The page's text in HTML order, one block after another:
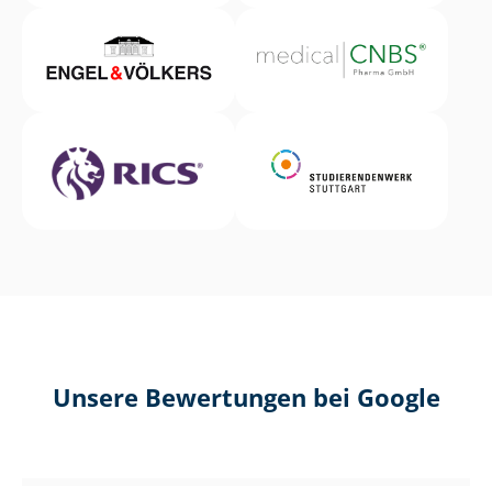
Unsere Bewertungen bei Google